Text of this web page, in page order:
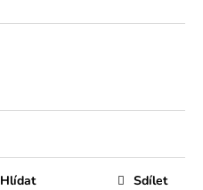
Hlídat Sdílet